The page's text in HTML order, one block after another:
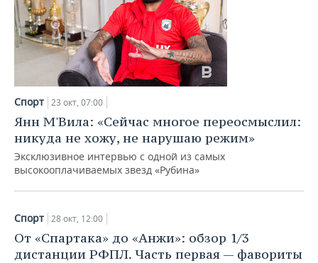
Спорт 23 окт, 07:00
Янн М'Вила: «Сейчас многое переосмыслил:
никуда не хожу, не нарушаю режим»
Эксклюзивное интервью с одной из самых
высокооплачиваемых звезд «Рубина»
Спорт 28 окт, 12:00
От «Спартака» до «Анжи»: обзор 1/3
дистанции РФПЛ. Часть первая — фавориты